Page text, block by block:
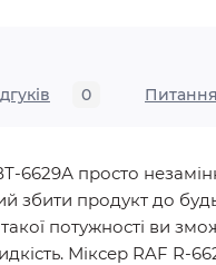
0 Питання
6629А просто
продукт до
потужності ви
Міксер RAF